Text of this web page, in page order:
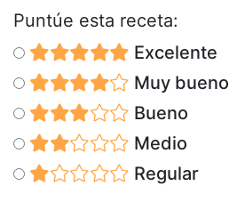
Puntúe esta receta:
Excelente
Muy bueno
Bueno
Medio
Regular